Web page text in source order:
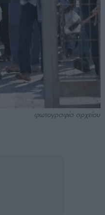
φωτογραφία αρχείου